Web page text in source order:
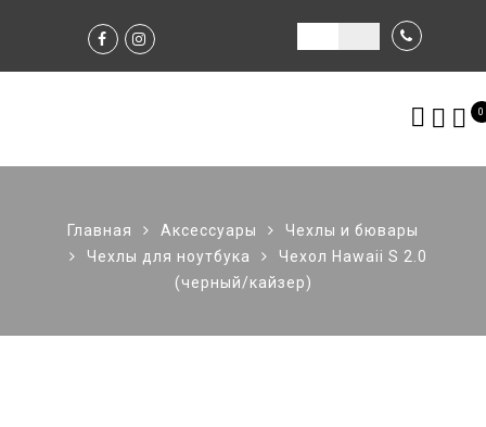
0
Главная Аксессуары
Чехлы и бювары
Чехлы для ноутбука
Чехол Hawaii S 2.0
(черный/кайзер)